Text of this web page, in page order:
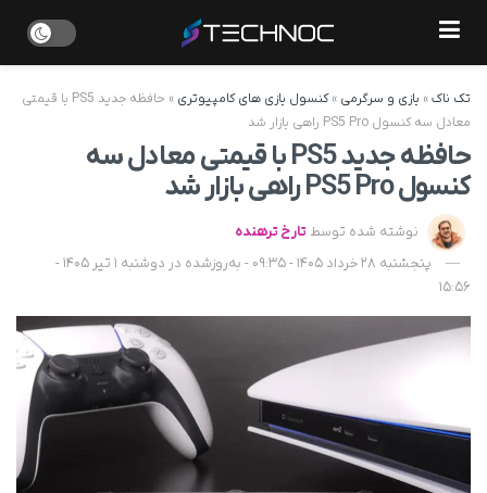
تک ناک» بازی و سرگرمی »کنسول بازی های کامپیوتری »
حافظه جدید PS5 با قیمتی
معادل سه کنسول PS5 Pro راهی بازار شد
حافظه جدید PS5 با قیمتی معادل سه
کنسول PS5 Pro راهی بازار شد
نوشته شده توسط تارخ ترهنده
پنجشنبه 28 خرداد 1405 - 09:35 - به‌روزشده در دوشنبه 1 تیر 1405 -
15:56